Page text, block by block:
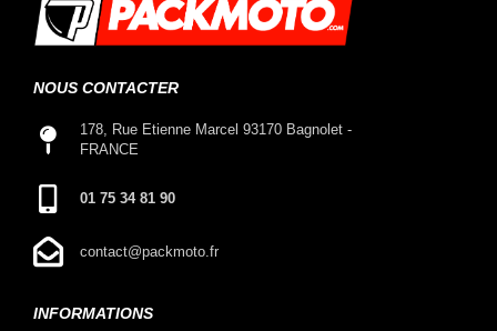
NOUS CONTACTER
178, Rue Etienne Marcel 93170 Bagnolet -
FRANCE
01 75 34 81 90
contact@packmoto.fr
INFORMATIONS